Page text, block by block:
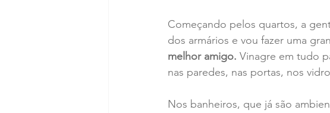
Começando pelos quartos, a
dos armários e vou fazer uma
melhor amigo. Vinagre em tudo
nas paredes, nas portas, nos
Nos banheiros, que já são